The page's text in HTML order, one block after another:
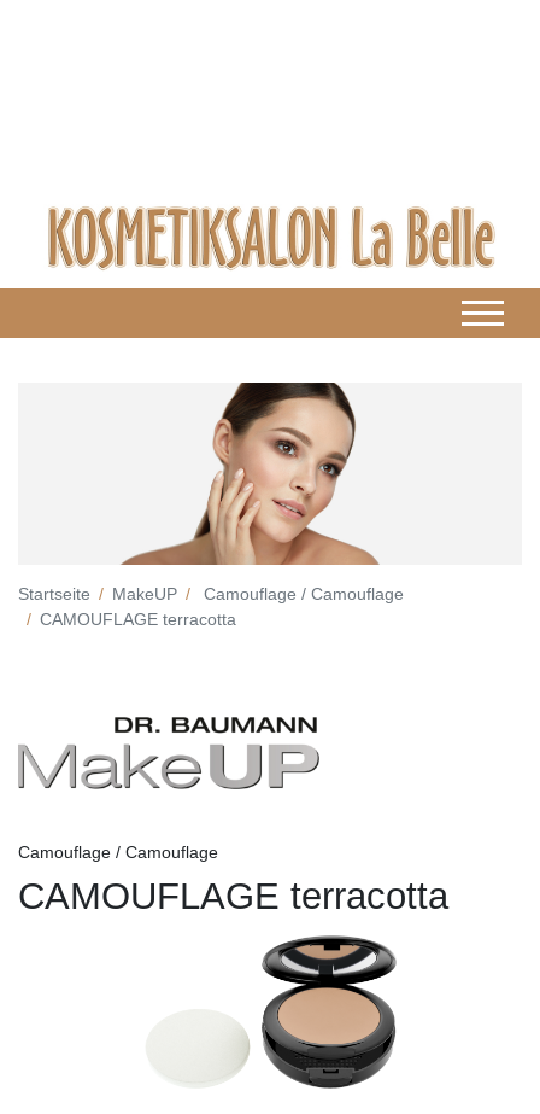
Startseite MakeUP
Camouflage / Camouflage
CAMOUFLAGE terracotta
Camouflage / Camouflage
CAMOUFLAGE terracotta